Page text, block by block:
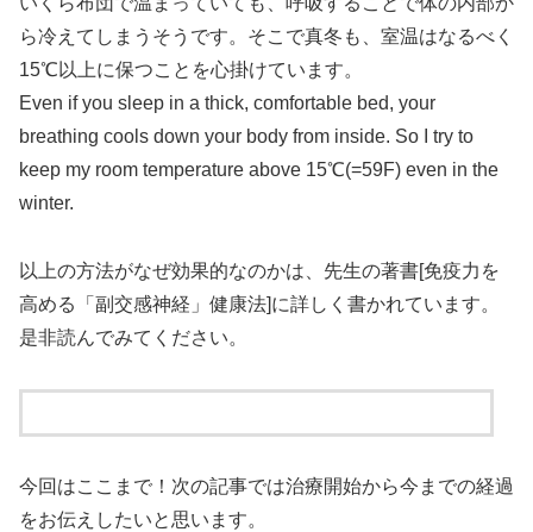
ら冷えてしまうそうです。そこで真冬も、室温はなるべく
15℃以上に保つことを心掛けています。
Even if you sleep in a thick, comfortable bed, your
breathing cools down your body from inside. So I try to
keep my room temperature above 15℃(=59F) even in the
winter.
以上の方法がなぜ効果的なのかは、先生の著書[免疫力を
高める「副交感神経」健康法]に詳しく書かれています。
是非読んでみてください。
今回はここまで！次の記事では治療開始から今までの経過
をお伝えしたいと思います。